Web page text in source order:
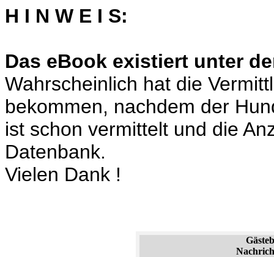
H I N W E I S:
Das eBook existiert unter
Wahrscheinlich hat die
bekommen, nachdem der
ist schon vermittelt und die
Datenbank.
Vielen Dank !